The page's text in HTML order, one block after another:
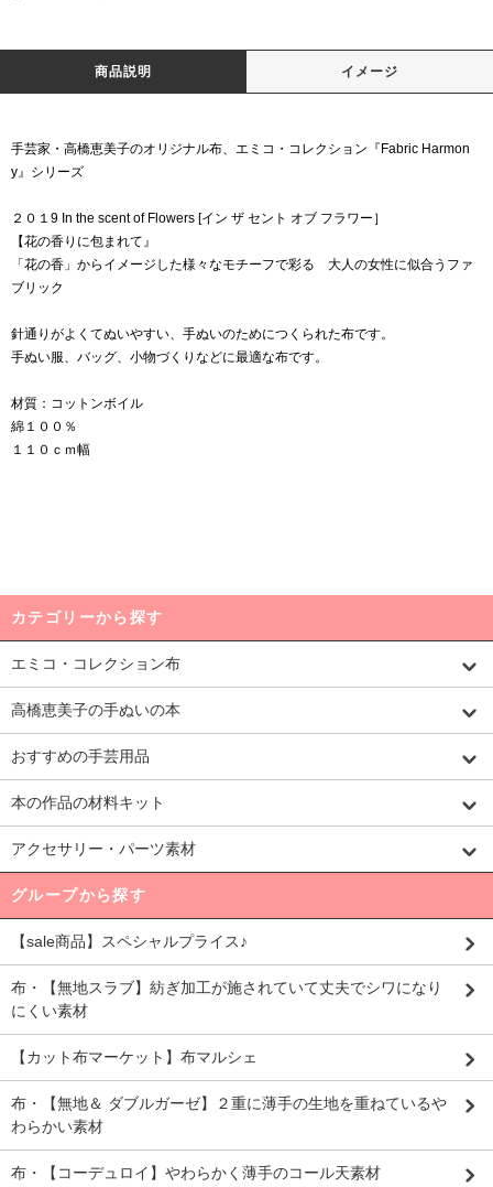
商品説明 イメージ
手芸家・高橋恵美子のオリジナル布、エミコ・コレクション『Fabric Harmon
y』シリーズ
２０１9 In the scent of Flowers [イン ザ セント オブ フラワー］
【花の香りに包まれて』
「花の香」からイメージした様々なモチーフで彩る 大人の女性に似合うファ
ブリック
針通りがよくてぬいやすい、手ぬいのためにつくられた布です。
手ぬい服、バッグ、小物づくりなどに最適な布です。
材質：コットンボイル
綿１００％
１１０ｃｍ幅
カテゴリーから探す
エミコ・コレクション布
高橋恵美子の手ぬいの本
おすすめの手芸用品
本の作品の材料キット
アクセサリー・パーツ素材
グループから探す
【sale商品】スペシャルプライス♪
布・【無地スラブ】紡ぎ加工が施されていて丈夫でシワになり
にくい素材
【カット布マーケット】布マルシェ
布・【無地＆ ダブルガーゼ】２重に薄手の生地を重ねているや
わらかい素材
布・【コーデュロイ】やわらかく薄手のコール天素材